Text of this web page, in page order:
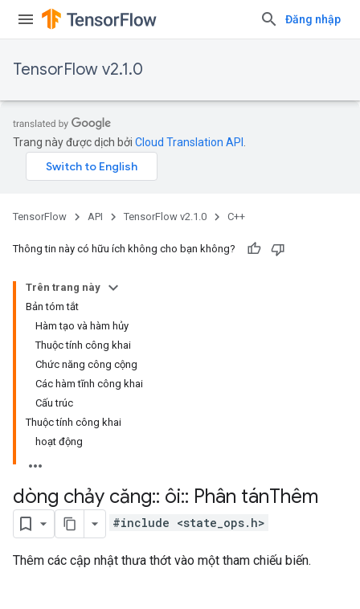
Đăng nhập
TensorFlow v2.1.0
Trang này được dịch bởi Cloud Translation API
TensorFlow API TensorFlow v2.1.0 C++
Thông tin này có hữu ích không cho bạn không?
Trên trang này
Bản tóm tắt
Hàm tạo và hàm hủy
Thuộc tính công khai
Chức năng công cộng
Các hàm tĩnh công khai
Cấu trúc
Thuộc tính công khai
hoạt động
dòng chảy căng:: ôi:: Phân tánThêm
#include <state_ops.h>
Thêm các cập nhật thưa thớt vào một tham chiếu biến.